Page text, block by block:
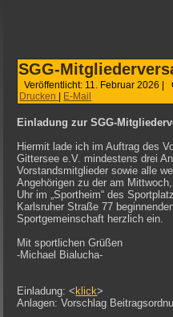
SGG-
Veröffentlicht: 11. Februar 2026 |
Drucken | E-Mail
Einladung zur SGG-
Hiermit lade ich im Auftrag des
Gittersee e.V. mindestens drei
Vorstandsmitglieder sowie alle
Angehörigen zu der am
Uhr im „Sportheim“ des
Karlsruher Straße 77
Sportgemeinschaft herzlich ein.
Mit sportlichen Grüßen
-Michael Bialucha-
Einladung: < klick>
Anlagen: Vorschlag